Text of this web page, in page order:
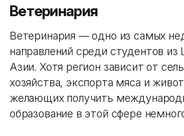
Ветеринария
Ветеринария — одно из самых
направлений среди студентов из
Азии. Хотя регион зависит от
хозяйства, экспорта мяса и
желающих получить
образование в этой сфере